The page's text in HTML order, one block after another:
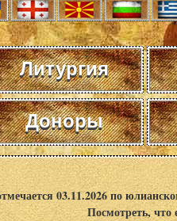
Литургия
Доноры
03.11.2026 по
Посмотреть,